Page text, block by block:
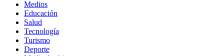
Medios
Educación
Salud
Tecnología
Turismo
Deporte